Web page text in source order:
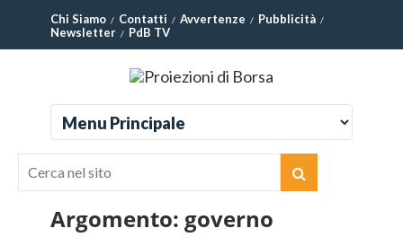
Chi Siamo Contatti Avvertenze
Pubblicità
Newsletter
PdB TV
Argomento: governo